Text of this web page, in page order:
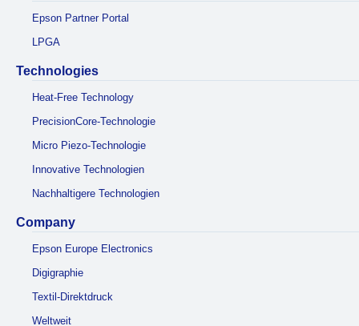
Epson Partner Portal
LPGA
Technologies
Heat-Free Technology
PrecisionCore-Technologie
Micro Piezo-Technologie
Innovative Technologien
Nachhaltigere Technologien
Company
Epson Europe Electronics
Digigraphie
Textil-Direktdruck
Weltweit